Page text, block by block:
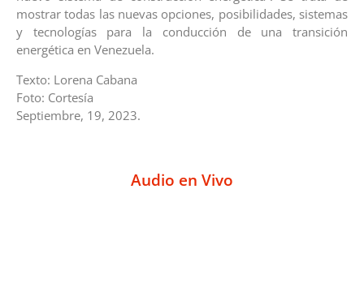
mostrar todas las nuevas opciones, posibilidades, sistemas
y tecnologías para la conducción de una transición
energética en Venezuela.
Texto: Lorena Cabana
Foto: Cortesía
Septiembre, 19, 2023.
Audio en Vivo